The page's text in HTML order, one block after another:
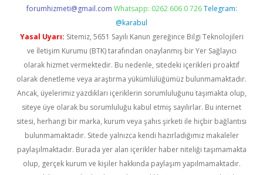
forumhizmeti@gmail.com Whatsapp: 0262 606 0 726 Telegram:
@karabul
Yasal Uyarı: Sitemiz, 5651 Sayılı Kanun gereğince Bilgi Teknolojileri
ve İletişim Kurumu (BTK) tarafından onaylanmış bir Yer Sağlayıcı
olarak hizmet vermektedir. Bu nedenle, sitedeki içerikleri proaktif
olarak denetleme veya araştırma yükümlülüğümüz bulunmamaktadır.
Ancak, üyelerimiz yazdıkları içeriklerin sorumluluğunu taşımakta olup,
siteye üye olarak bu sorumluluğu kabul etmiş sayılırlar. Bu internet
sitesi, herhangi bir marka, kurum veya şahıs şirketi ile hiçbir bağlantısı
bulunmamaktadır. Sitede yalnızca kendi hazırladığımız makaleler
paylaşılmaktadır. Burada yer alan içerikler haber niteliği taşımamakta
olup, gerçek kurum ve kişiler hakkında paylaşım yapılmamaktadır.